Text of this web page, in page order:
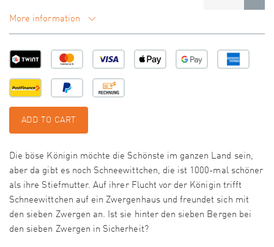
More information
ADD TO CART
Die böse Königin möchte die Schönste im ganzen Land sein,
aber da gibt es noch Schneewittchen, die ist 1000-mal schöner
als ihre Stiefmutter. Auf ihrer Flucht vor der Königin trifft
Schneewittchen auf ein Zwergenhaus und freundet sich mit
den sieben Zwergen an. Ist sie hinter den sieben Bergen bei
den sieben Zwergen in Sicherheit?